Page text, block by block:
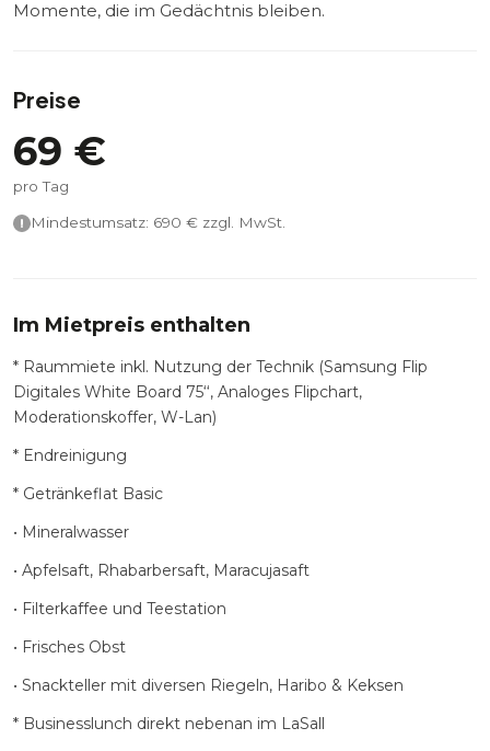
Momente, die im Gedächtnis bleiben.
Preise
69 €
pro Tag
Mindestumsatz: 690 € zzgl. MwSt.
Im Mietpreis enthalten
* Raummiete inkl. Nutzung der Technik (Samsung Flip
Digitales White Board 75‘‘, Analoges Flipchart,
Moderationskoffer, W-Lan)
* Endreinigung
* Getränkeflat Basic
• Mineralwasser
• Apfelsaft, Rhabarbersaft, Maracujasaft
• Filterkaffee und Teestation
• Frisches Obst
• Snackteller mit diversen Riegeln, Haribo & Keksen
* Businesslunch direkt nebenan im LaSall